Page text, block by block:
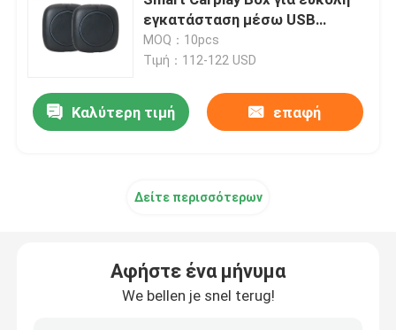
Στερεοφωνικό συγκρότημα αυτοκινήτων της Mazda
Καθολικό στερεοφωνικό συγκρότημα αυτοκινήτων
τηλεοπτική διεπαφή αυτοκινήτων
εγκατάσταση μέσω USB
Connector
MOQ：10pcs
Τιμή：112-122 USD
Καλύτερη τιμή επαφή
Δείτε περισσότερων
Αφήστε ένα μήνυμα
We bellen je snel terug!